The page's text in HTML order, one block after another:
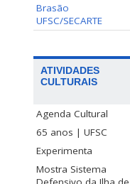
Brasão
UFSC/SECARTE
ATIVIDADES
CULTURAIS
Agenda Cultural
65 anos | UFSC
Experimenta
Mostra Sistema